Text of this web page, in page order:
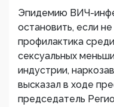
Эпидемию ВИЧ-
остановить, если
профилактика
сексуальных
индустрии,
высказал в ходе
председатель